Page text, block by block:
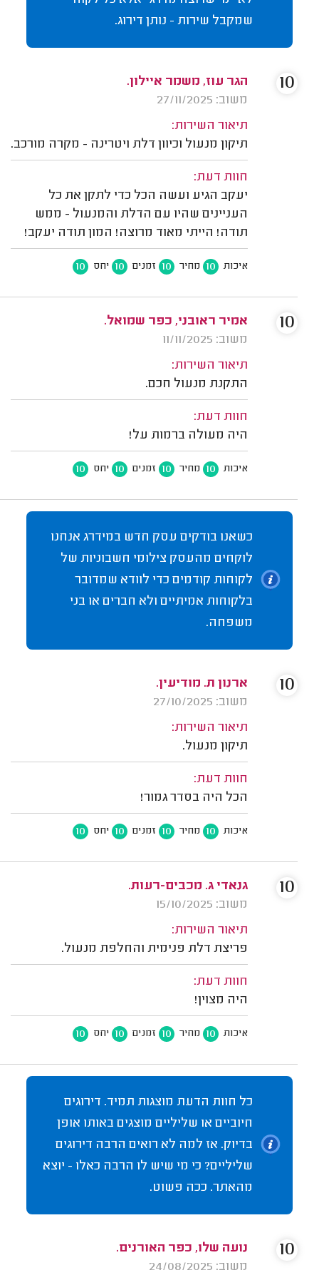
שמקבל שירות - נותן דירוג.
הגר עוז, משמר איילון.
משוב: 27/11/2025
תיאור השירות:
תיקון מנעול וכיוון דלת ויטרינה - מקרה מורכב.
חוות דעת:
יעקב הגיע ועשה הכל כדי לתקן את כל
העניינים שהיו עם הדלת והמנעול - ממש
תודה! הייתי מאוד מרוצה! המון תודה יעקב!
איכות 10 מחיר 10 זמנים 10 יחס 10
10
אמיר ראובני, כפר שמואל.
משוב: 11/11/2025
תיאור השירות:
התקנת מנעול חכם.
חוות דעת:
היה מעולה ברמות על!
איכות 10 מחיר 10 זמנים 10 יחס 10
10
כשאנו בודקים עסק חדש במידרג אנחנו
לוקחים מהעסק צילומי חשבוניות של
לקוחות קודמים כדי לוודא שמדובר
בלקוחות אמיתיים ולא חברים או בני
משפחה.
ארנון ת. מודיעין.
משוב: 27/10/2025
תיאור השירות:
תיקון מנעול.
חוות דעת:
הכל היה בסדר גמור!
איכות 10 מחיר 10 זמנים 10 יחס 10
10
גנאדי ג. מכבים-רעות.
משוב: 15/10/2025
תיאור השירות:
פריצת דלת פנימית והחלפת מנעול.
חוות דעת:
היה מצוין!
איכות 10 מחיר 10 זמנים 10 יחס 10
10
כל חוות הדעת מוצגות תמיד. דירוגים
חיוביים או שליליים מוצגים באותו אופן
בדיוק. אז למה לא רואים הרבה דירוגים
שליליים? כי מי שיש לו הרבה כאלו - יוצא
מהאתר. ככה פשוט.
נועה שלו, כפר האורנים.
משוב: 24/08/2025
10